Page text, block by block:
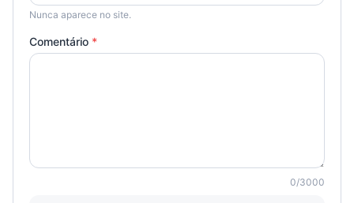
Nunca aparece no site.
Comentário *
0/3000